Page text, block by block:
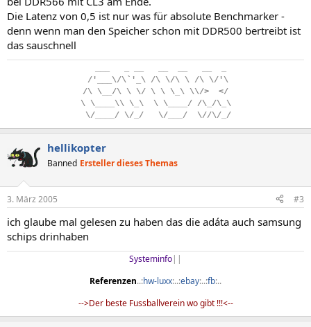
Die Latenz von 0,5 ist nur was für absolute Benchmarker -
denn wenn man den Speicher schon mit DDR500 bertreibt ist
das sauschnell
/'___\/\`'_\ /\ \/\ \ /\ \/'\
/\ \__/\ \ \/ \ \ \_\ \\/>
</
\. \____\\. \_\.. \. \____/ /\_/\_\
\/____/ \/_/ \/___/ \//\/_/
hellikopter
Banned Ersteller dieses Themas
3. März 2005 #3
ich glaube mal gelesen zu haben das die adáta auch samsung
schips drinhaben
Systeminfo||​
Referenzen..:hw-luxx:..:ebay:..:fb:..​
-->Der beste Fussballverein wo gibt !!!<--​